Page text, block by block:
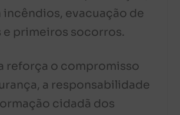
incêndios, evacuação de
e primeiros socorros.
reforça o compromisso
a responsabilidade
cidadã dos